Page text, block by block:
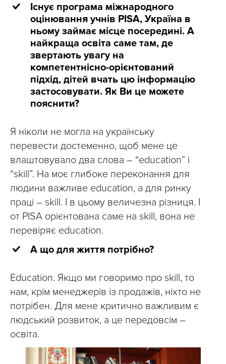
Існує програма міжнародного
оцінювання учнів PISA, Україна в
ньому займає місце посередині. А
найкраща освіта саме там, де
звертають увагу на
компетентнісно-орієнтований
підхід, дітей вчать цю інформацію
застосовувати. Як Ви це можете
пояснити?
Я ніколи не могла на українську
перевести достеменно, щоб мене це
влаштовувало два слова – “education” і
“skill”. На моє глибоке переконання для
людини важливе education, а для ринку
праці – skill. І в цьому величезна різниця. І
от PISA орієнтована саме на skill, вона не
перевіряє education.
А що для життя потрібно?
Education. Якщо ми говоримо про skill, то
нам, крім менеджерів із продажів, ніхто не
потрібен. Для мене критично важливим є
людський розвиток, а це передовсім –
освіта.